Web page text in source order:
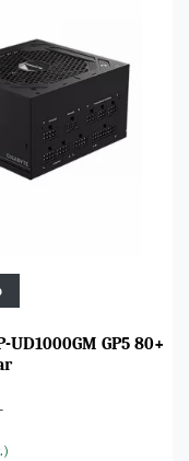
GP5 80+